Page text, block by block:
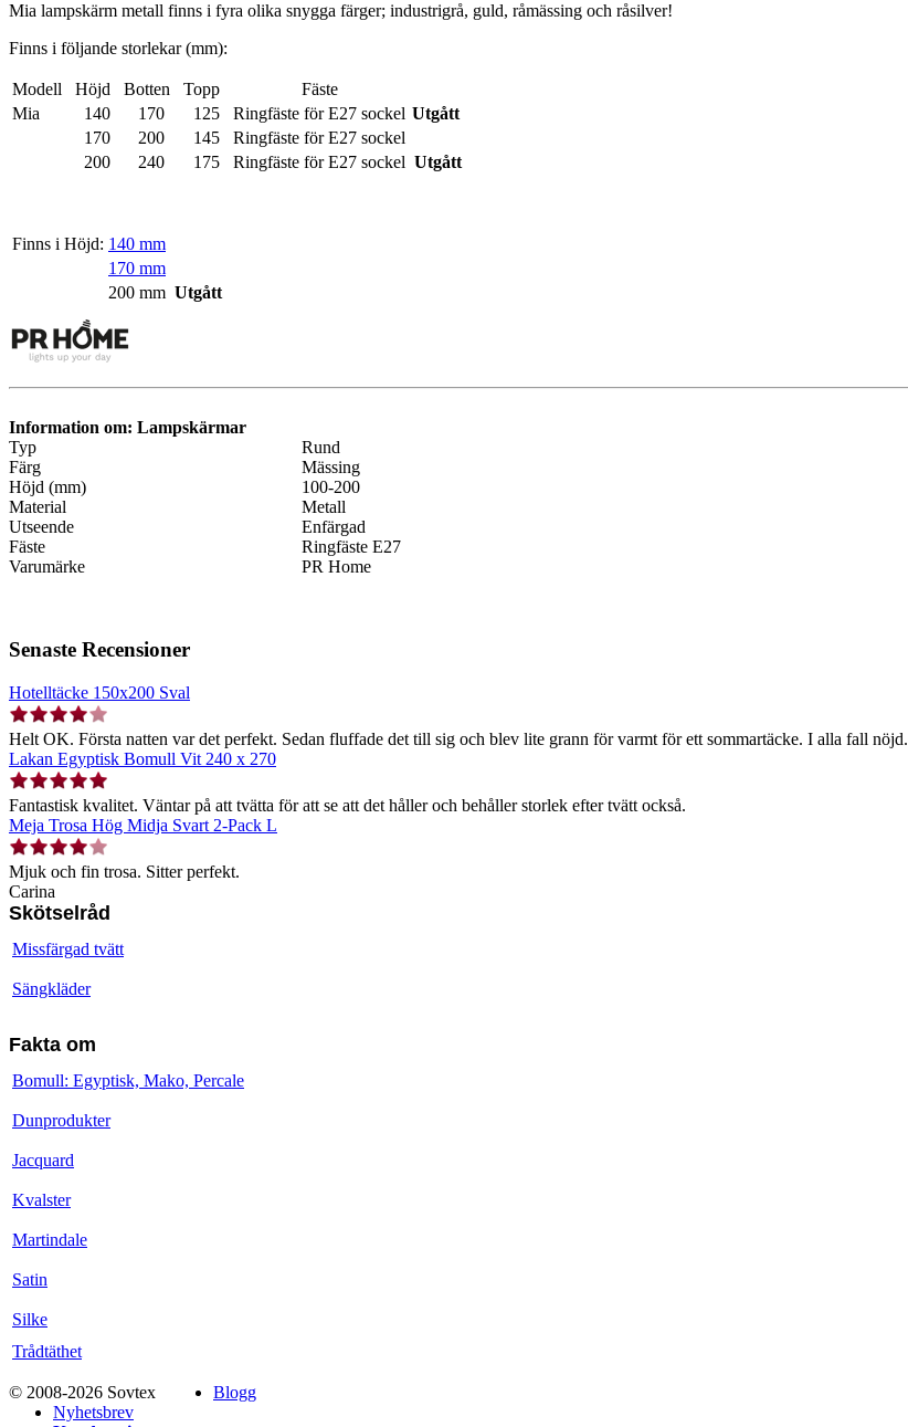
Mia lampskärm metall finns i fyra olika snygga färger; industrigrå, guld, råmässing och råsilver!
Finns i följande storlekar (mm):
Modell Höjd Botten Topp
Fäste
Mia
140 170 125 Ringfäste förE27 sockel Utgått
170
200 145 Ringfäste förE27 sockel
200
240 175 Ringfäste förE27 sockel Utgått
Finns i Höjd: 140 mm
170 mm
200 mm Utgått
Information om: Lampskärmar
Typ
Rund
Färg
Mässing
Höjd (mm)
100-200
Material
Metall
Utseende
Enfärgad
Fäste
Ringfäste E27
Varumärke
PR Home
Senaste Recensioner
Hotelltäcke 150x200 Sval
Helt OK. Första natten var det perfekt. Sedan fluffade det till sig och blev lite grann för varmt för ett sommartäcke. I alla fall nöjd.
Lakan Egyptisk Bomull Vit 240 x 270
Fantastisk kvalitet. Väntar på att tvätta för att se att det håller och behåller storlek efter tvätt också.
Meja Trosa Hög Midja Svart 2-Pack L
Mjuk och fin trosa. Sitter perfekt.
Carina
Skötselråd
Missfärgad tvätt
Sängkläder
Fakta om
Bomull: Egyptisk, Mako, Percale
Dunprodukter
Jacquard
Kvalster
Martindale
Satin
Silke
Trådtäthet
© 2008-2026 Sovtex
Blogg
Nyhetsbrev